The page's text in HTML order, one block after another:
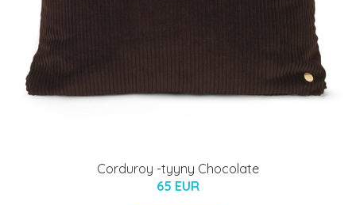
Corduroy -tyyny Chocolate
65 EUR